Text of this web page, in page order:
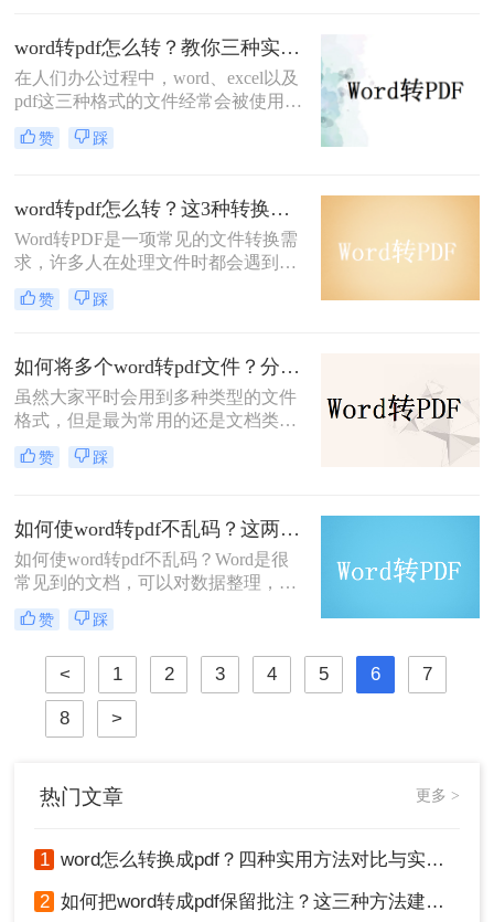
等。为了尽可能地保留原始文档的格
式，以下是二个有效的转换方法。
word转pdf怎么转？教你三种实用的转pdf方法！
在人们办公过程中，word、excel以及
pdf这三种格式的文件经常会被使用
到。这三类文件因为格式不同，使用
时理论上应该是各管各的，但是实际
pdf怎么转呢?接下来小编给大家一一
介绍下吧。
赞 踩
word转pdf怎么转？这3种转换方法你得知道！
Word转PDF是一项常见的文件转换需
求，许多人在处理文件时都会遇到这
个问题。不管是为了方便打印、共享
文件，还是为了保护文件的格式不被
是一个非常实用的方法。那你们知道
word转pdf怎么转吗？接下来就为大家
介绍几种好用的方法。
赞 踩
如何将多个word转pdf文件？分享二个批量转换方法！
虽然大家平时会用到多种类型的文件
格式，但是最为常用的还是文档类的
文件，现在除了word文档之外，很多
用户们都开始喜欢上使用pdf文档，这
换文件格式的，那么如何将多个word
转pdf文件？有兴趣的朋友，赶快跟我
一起来学习呀！
赞 踩
如何使word转pdf不乱码？这两种转换方法很适用！
如何使word转pdf不乱码？Word是很
常见到的文档，可以对数据整理，也
很适合很多样的平台，但是我们为了
打开的时候不会乱码，传输接受也很
方便，这种文件可以提供的安全性较
高，有点还有兼容性强，给整理了二
种方法，阅读起来也很快速，还可以
跨多种设备来进行传送，赶紧来一起
赞 踩
< 1 2 3 4 5 6 7
8 >
热门文章 更多 >
1 word怎么转换成pdf？四种实用方法对比与实操指南（附详细表格）！
2 如何把word转成pdf保留批注？这三种方法建议收藏！